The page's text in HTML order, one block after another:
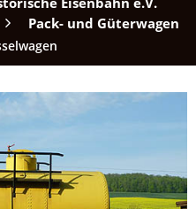
Pack- und Güterwagen